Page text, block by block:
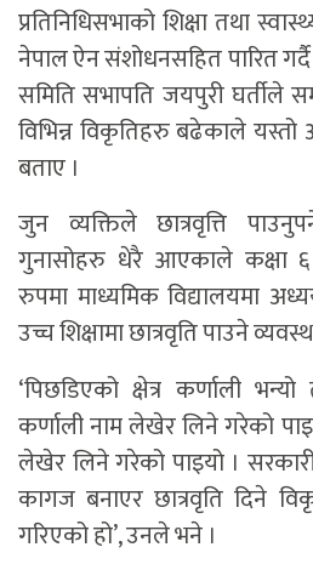
प्रतिनिधिसभाको शिक्षा तथा
नेपाल ऐन संशोधनसहित पारित
समिति सभापति जयपुरी घर्तीले
विभिन्न विकृतिहरु बढेकाले यस्तो
बताए ।
जुन व्यक्तिले छात्रवृत्ति
गुनासोहरु धेरै आएकाले कक्षा ६
रुपमा माध्यमिक विद्यालयमा
उच्च शिक्षामा छात्रवृति पाउने
‘पिछडिएको क्षेत्र कर्णाली
कर्णाली नाम लेखेर लिने गरेको
लेखेर लिने गरेको पाइयो ।
कागज बनाएर छात्रवृति दिने
गरिएको हो’, उनले भने ।